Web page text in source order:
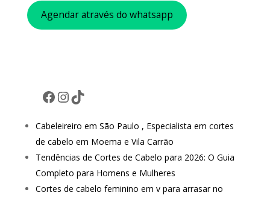
Agendar através do whatsapp
Facebook
Instagram
TikTok
Cabeleireiro em São Paulo , Especialista em cortes
de cabelo em Moema e Vila Carrão
Tendências de Cortes de Cabelo para 2026: O Guia
Completo para Homens e Mulheres
Cortes de cabelo feminino em v para arrasar no